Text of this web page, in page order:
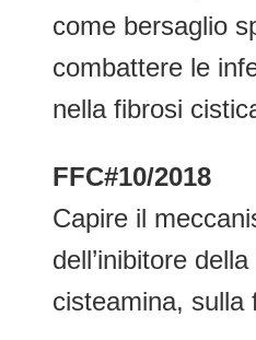
come bersaglio
combattere le
nella fibrosi
FFC#10/2018
Capire il
dell’inibitore
cisteamina, sulla